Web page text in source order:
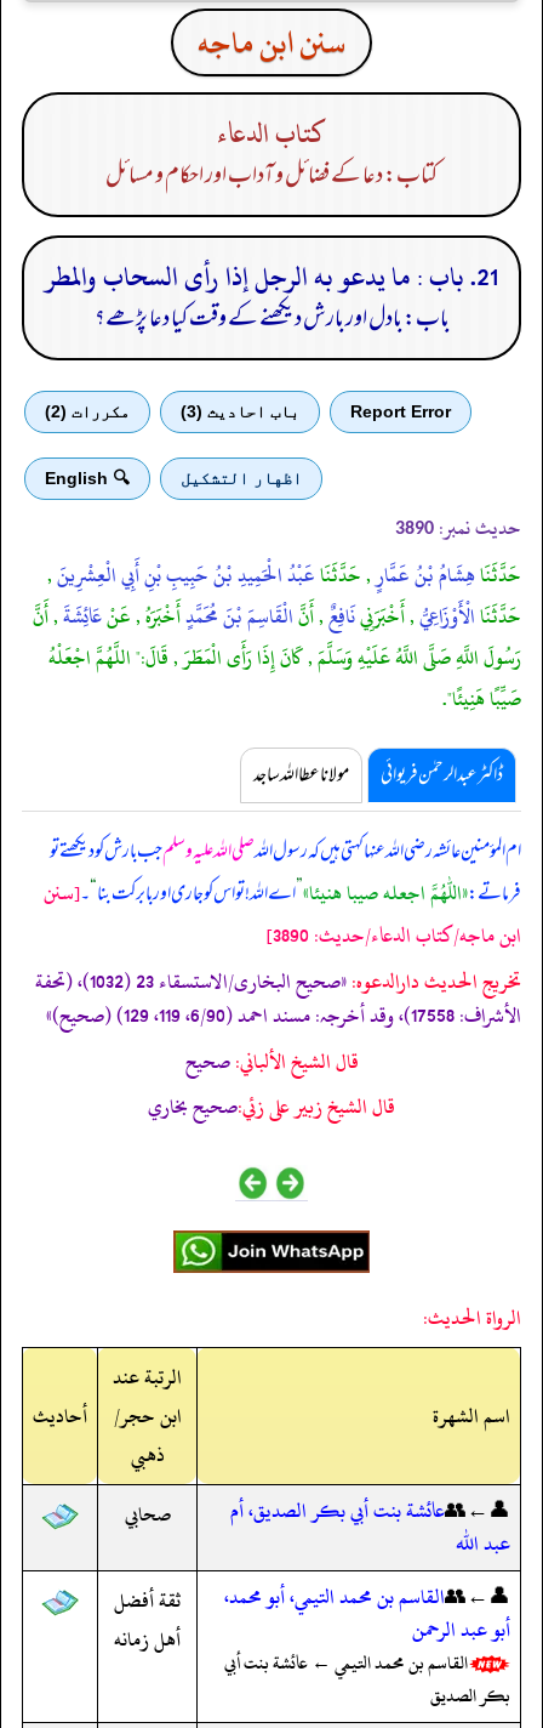
سنن ابن ماجه
كتاب الدعاء
کتاب: دعا کے فضائل و آداب اور احکام و مسائل
21. باب : ما يدعو به الرجل إذا رأى السحاب والمطر
باب: بادل اور بارش دیکھنے کے وقت کیا دعا پڑھے؟
Report Error باب احادیث (3) مكررات (2)
اظهار التشكيل 🔍 English
حدیث نمبر: 3890
حَدَّثَنَاهِشَامُ بْنُ عَمَّارٍ, حَدَّثَنَاعَبْدُ الْحَمِيدِ بْنُ حَبِيبِ بْنِ أَبِي الْعِشْرِينَ,
حَدَّثَنَاالْأَوْزَاعِيُّ, أَخْبَرَنِينَافِعٌ, أَنَّالْقَاسِمَ بْنَ مُحَمَّدٍأَخْبَرَهُ , عَنْعَائِشَةَ, أَنَّ
رَسُولَ اللَّهِ صَلَّى اللَّهُ عَلَيْهِ وَسَلَّمَ , كَانَ إِذَا رَأَى الْمَطَرَ , قَالَ:" اللَّهُمَّ اجْعَلْهُ
صَيِّبًا هَنِيئًا".
ڈاکٹر عبدالرحمٰن فریوائی مولانا عطا اللہ ساجد
ام المؤمنین عائشہ رضی اللہ عنہا کہتی ہیں کہرسول اللہصلی اللہ علیہ وسلمجب بارش کو دیکھتے تو
فرماتے:«اللهم اجعله صيبا هنيئا»”اے اللہ! تو اس کو جاری اور بابرکت بنا“۔[سنن
ابن ماجه/كتاب الدعاء/حدیث: 3890]
تخریج الحدیث دارالدعوہ:
«صحیح البخاری/الاستسقاء 23 (1032)، (تحفة
الأشراف: 17558)، وقد أخرجہ: مسند احمد (6/90، 119، 129) (صحیح)»
قال الشيخ الألباني:صحيح
قال الشيخ زبير على زئي:صحيح بخاري
الرواة الحديث:
اسم الشهرة
الرتبة عند
ابن حجر/
ذهبي
أحاديث
👤←👥عائشة بنت أبي بكر الصديق، أم
عبد الله
صحابي
👤←👥القاسم بن محمد التيمي، أبو محمد،
أبو عبد الرحمن
القاسم بن محمد التيمي ← عائشة بنت أبي
بكر الصديق
ثقة أفضل
أهل زمانه